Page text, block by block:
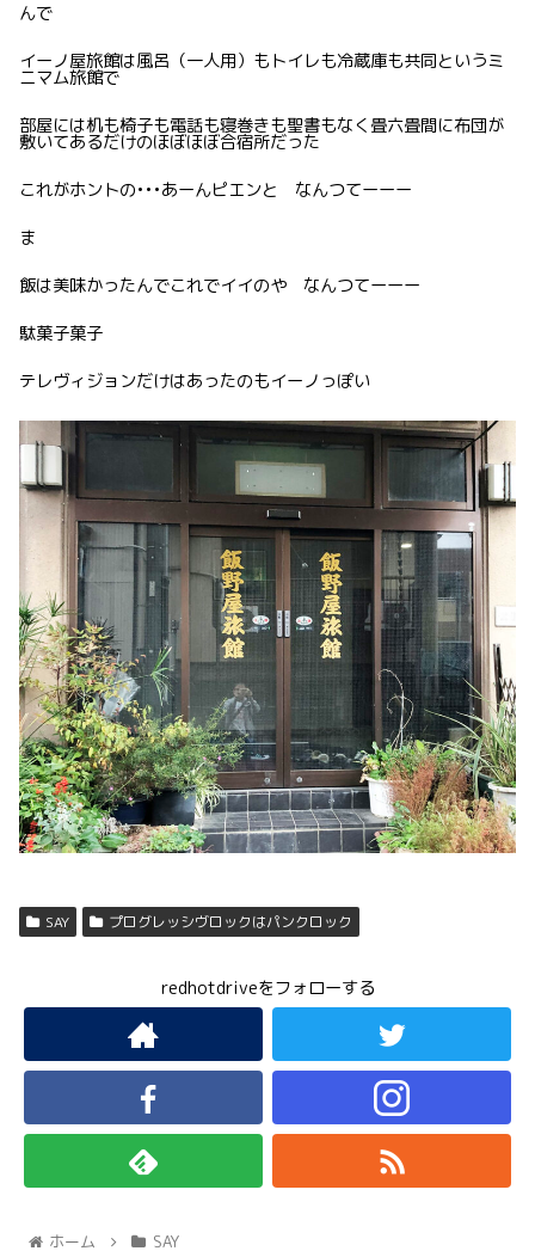
んで
イーノ屋旅館は風呂（一人用）もトイレも冷蔵庫も共同というミ
ニマム旅館で
部屋には机も椅子も電話も寝巻きも聖書もなく畳六畳間に布団が
敷いてあるだけのほぼほぼ合宿所だった
これがホントの•••あーんピエンと なんつてーーー
ま
飯は美味かったんでこれでイイのや なんつてーーー
駄菓子菓子
テレヴィジョンだけはあったのもイーノっぽい
SAY プログレッシヴロックはパンクロック
redhotdriveをフォローする
ホーム SAY